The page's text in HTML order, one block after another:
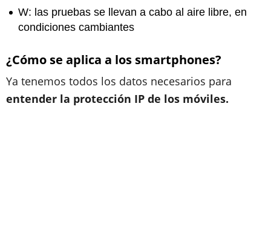
W: las pruebas se llevan a cabo al aire libre, en
condiciones cambiantes
¿Cómo se aplica a los smartphones?
Ya tenemos todos los datos necesarios para
entender la protección IP de los móviles.